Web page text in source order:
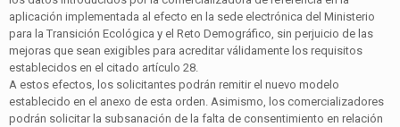
aplicación implementada al efecto en la sede electrónica del Ministerio
para la Transición Ecológica y el Reto Demográfico, sin perjuicio de las
mejoras que sean exigibles para acreditar válidamente los requisitos
establecidos en el citado artículo 28.
A estos efectos, los solicitantes podrán remitir el nuevo modelo
establecido en el anexo de esta orden. Asimismo, los comercializadores
podrán solicitar la subsanación de la falta de consentimiento en relación